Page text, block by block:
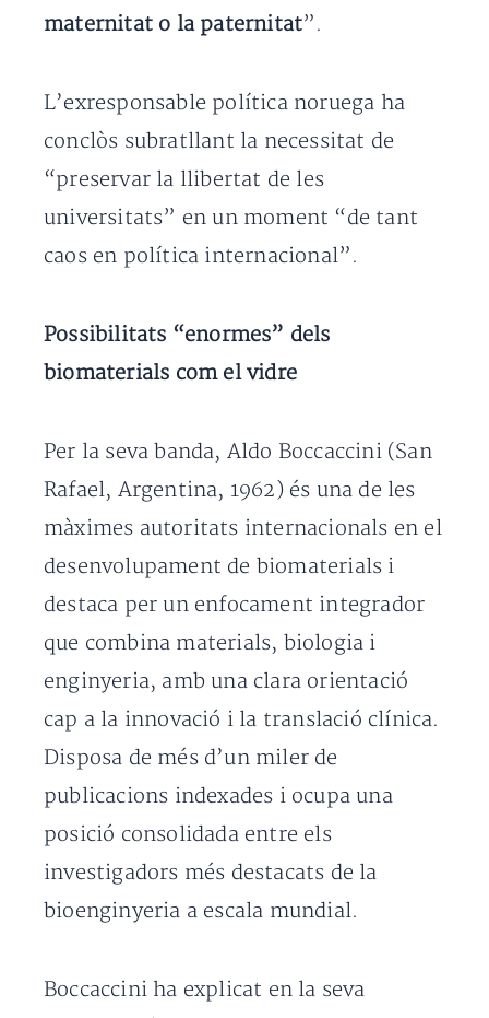
maternitat o la paternitat”.
L’exresponsable política noruega ha
conclòs subratllant la necessitat de
“preservar la llibertat de les
universitats” en un moment “de tant
caos en política internacional”.
Possibilitats “enormes” dels
biomaterials com el vidre
Per la seva banda, Aldo Boccaccini (San
Rafael, Argentina, 1962) és una de les
màximes autoritats internacionals en el
desenvolupament de biomaterials i
destaca per un enfocament integrador
que combina materials, biologia i
enginyeria, amb una clara orientació
cap a la innovació i la translació clínica.
Disposa de més d’un miler de
publicacions indexades i ocupa una
posició consolidada entre els
investigadors més destacats de la
bioenginyeria a escala mundial.
Boccaccini ha explicat en la seva